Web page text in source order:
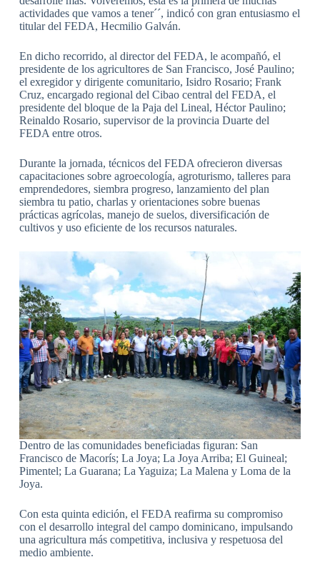
actividades que vamos a tener´´, indicó con gran entusiasmo el
titular del FEDA, Hecmilio Galván.
En dicho recorrido, al director del FEDA, le acompañó, el
presidente de los agricultores de San Francisco, José Paulino;
el exregidor y dirigente comunitario, Isidro Rosario; Frank
Cruz, encargado regional del Cibao central del FEDA, el
presidente del bloque de la Paja del Lineal, Héctor Paulino;
Reinaldo Rosario, supervisor de la provincia Duarte del
FEDA entre otros.
Durante la jornada, técnicos del FEDA ofrecieron diversas
capacitaciones sobre agroecología, agroturismo, talleres para
emprendedores, siembra progreso, lanzamiento del plan
siembra tu patio, charlas y orientaciones sobre buenas
prácticas agrícolas, manejo de suelos, diversificación de
cultivos y uso eficiente de los recursos naturales.
Dentro de las comunidades beneficiadas figuran: San
Francisco de Macorís; La Joya; La Joya Arriba; El Guineal;
Pimentel; La Guarana; La Yaguiza; La Malena y Loma de la
Joya.
Con esta quinta edición, el FEDA reafirma su compromiso
con el desarrollo integral del campo dominicano, impulsando
una agricultura más competitiva, inclusiva y respetuosa del
medio ambiente.